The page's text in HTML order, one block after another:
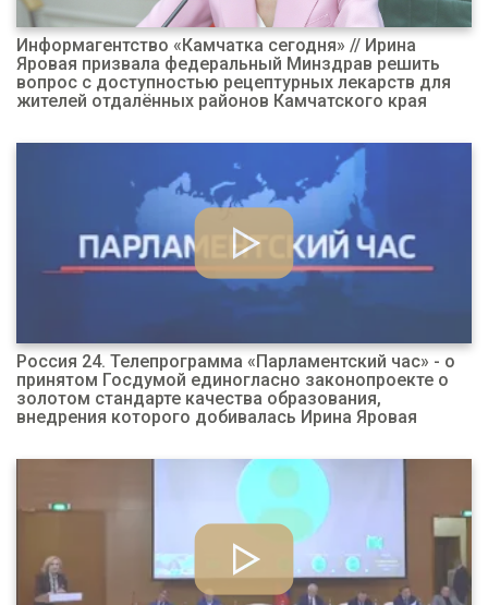
Информагентство «Камчатка сегодня» // Ирина
Яровая призвала федеральный Минздрав решить
вопрос с доступностью рецептурных лекарств для
жителей отдалённых районов Камчатского края
Россия 24. Телепрограмма «Парламентский час» - о
принятом Госдумой единогласно законопроекте о
золотом стандарте качества образования,
внедрения которого добивалась Ирина Яровая